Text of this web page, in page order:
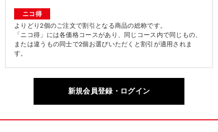
ニコ得
よりどり2個のご注文で割引となる商品の総称です。
「ニコ得」には各価格コースがあり、同じコース内で同じもの、
または違うもの同士で2個お選びいただくと割引が適用されま
す。
新規会員登録・ログイン